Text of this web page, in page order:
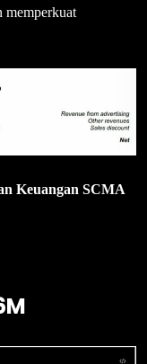
memperkuat
Keuangan SCMA